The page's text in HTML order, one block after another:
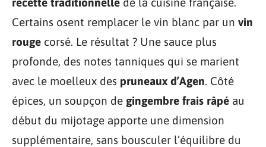
Certains osent remplacer le vin blanc par un vin
rouge corsé. Le résultat ? Une sauce plus
profonde, des notes tanniques qui se marient
avec le moelleux des pruneaux d’Agen. Côté
épices, un soupçon de gingembre frais râpé au
début du mijotage apporte une dimension
supplémentaire, sans bousculer l’équilibre du